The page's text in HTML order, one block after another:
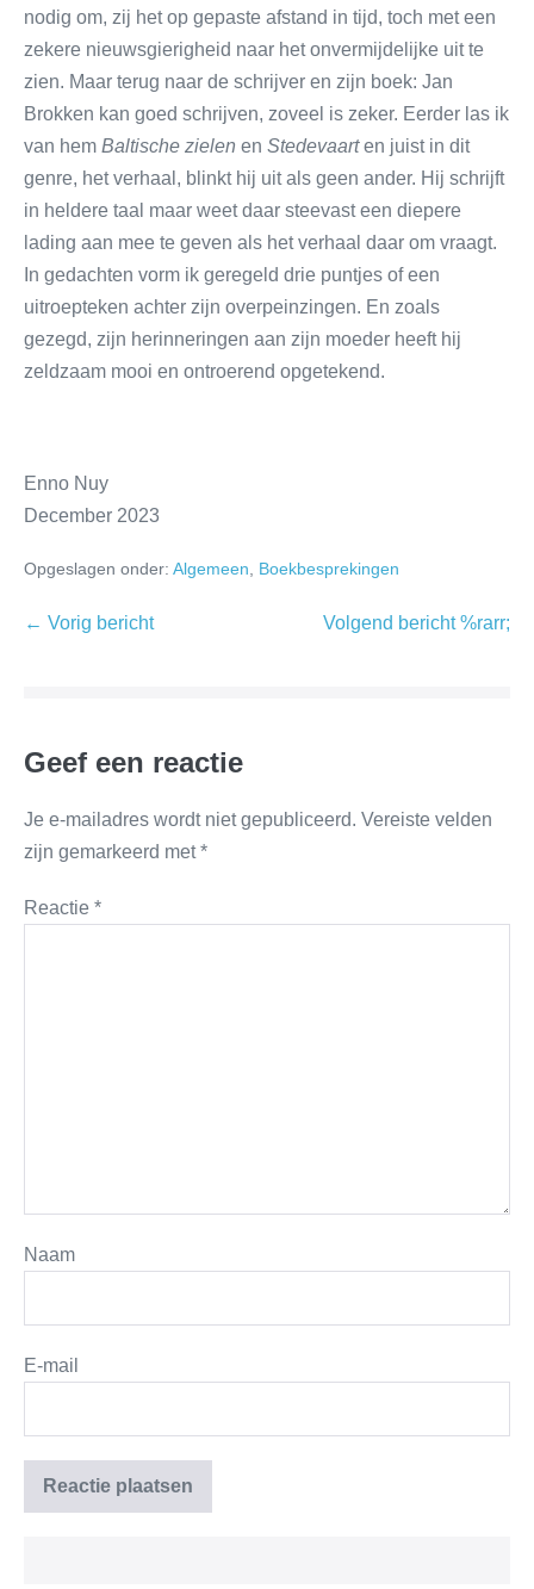
nodig om, zij het op gepaste afstand in tijd, toch met een
zekere nieuwsgierigheid naar het onvermijdelijke uit te
zien. Maar terug naar de schrijver en zijn boek: Jan
Brokken kan goed schrijven, zoveel is zeker. Eerder las ik
van hem Baltische zielen en Stedevaarten juist in dit
genre, het verhaal, blinkt hij uit als geen ander. Hij schrijft
in heldere taal maar weet daar steevast een diepere
lading aan mee te geven als het verhaal daar om vraagt.
In gedachten vorm ik geregeld drie puntjes of een
uitroepteken achter zijn overpeinzingen. En zoals
gezegd, zijn herinneringen aan zijn moeder heeft hij
zeldzaam mooi en ontroerend opgetekend.
Enno Nuy
December 2023
Opgeslagen onder: Algemeen Boekbesprekingen
← Vorig bericht Volgend bericht %rarr;
Geef een reactie
Je e-mailadres wordt niet gepubliceerd. Vereiste velden
zijn gemarkeerd met*
Reactie *
Naam
E-mail